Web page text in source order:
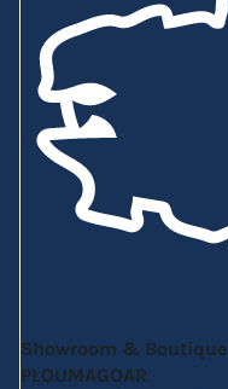
Showroom & Boutique
PLOUMAGOAR